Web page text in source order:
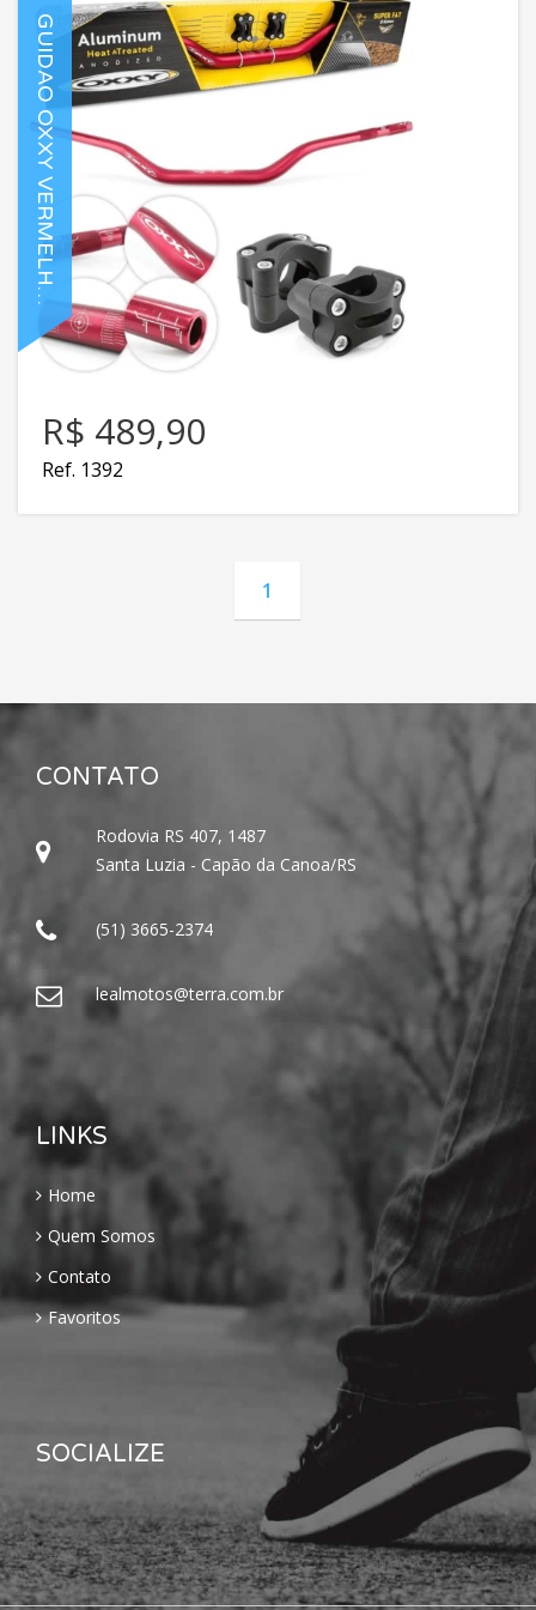
G
U
I
D
A
O
O
X
X
Y
V
E
R
M
E
L
H
O
A
L
T
O
C
/
A
D
A
P
T
A
D
O
RR$ 489,90
Ref. 1392
1
CONTATO
Rodovia RS 407, 1487
Santa Luzia - Capão da Canoa/RS
(51) 3665-2374
lealmotos@terra.com.br
LINKS
Home
Quem Somos
Contato
Favoritos
SOCIALIZE